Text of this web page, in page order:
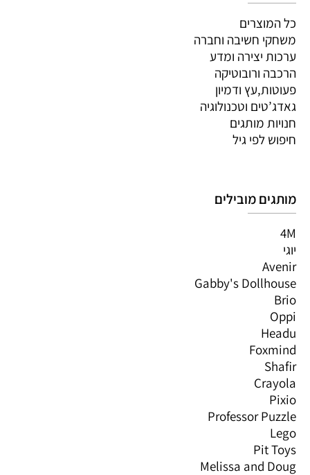
כל המוצרים
משחקי חשיבה וחברה
ערכות יצירה ומדע
הרכבה ורובוטיקה
פעוטות,עץ ודמיון
גאדג’טים וטכנולוגיה
חנויות מותגים
חיפוש לפי גיל
מותגים מובילים
4M
יוגי
Avenir
Gabby's Dollhouse
Brio
Oppi
Headu
Foxmind
Shafir
Crayola
Pixio
Professor Puzzle
Lego
Pit Toys
Melissa and Doug